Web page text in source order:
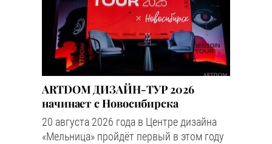
ARTDOM ДИЗАЙН-ТУР 2026
начинает с Новосибирска
20 августа 2026 года в Центре дизайна
«Мельница» пройдёт первый в этом году